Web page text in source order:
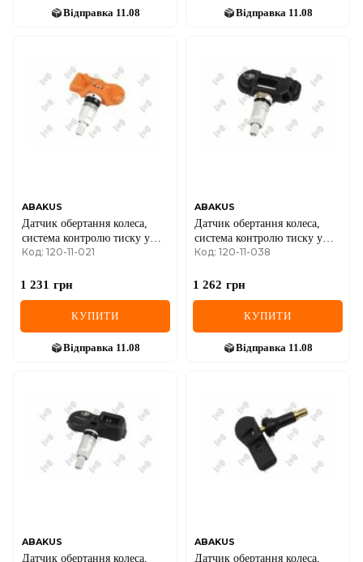
Відправка 11.08 Відправка 11.08
ABAKUS
Датчик обертання колеса,
система контролю тиску у
шинах
Код: 120-11-021
1 231 грн
КУПИТИ
Відправка 11.08
ABAKUS
Датчик обертання колеса,
система контролю тиску у
шинах
Код: 120-11-038
1 262 грн
КУПИТИ
Відправка 11.08
ABAKUS
Датчик обертання колеса,
ABAKUS
Датчик обертання колеса,